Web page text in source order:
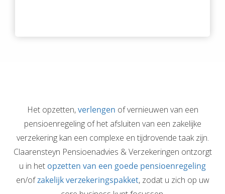
Het opzetten,verlengen of vernieuwen van een
pensioenregeling of het afsluiten van een zakelijke
verzekering kan een complexe en tijdrovende taak zijn.
Claarensteyn Pensioenadvies & Verzekeringen ontzorgt
u in het opzetten van een goede pensioenregeling
en/ofzakelijk verzekeringspakket, zodat u zich op uw